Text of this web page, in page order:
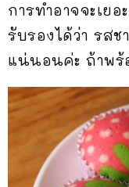
การทำอาจจะเย
รับรองได้ว่า รส
แน่นอนค่ะ ถ้าพร้